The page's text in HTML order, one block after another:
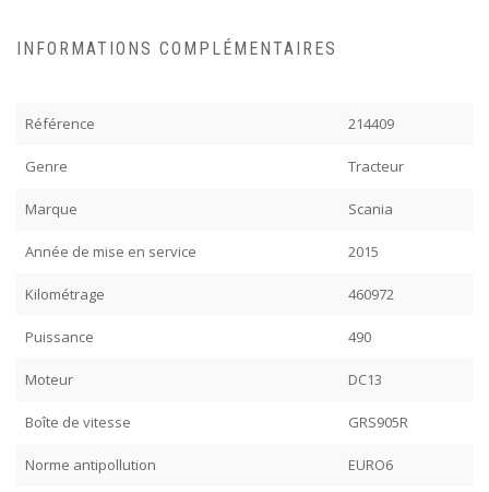
INFORMATIONS COMPLÉMENTAIRES
Référence 214409
Genre Tracteur
Marque Scania
Année de mise en service 2015
Kilométrage 460972
Puissance 490
Moteur DC13
Boîte de vitesse GRS905R
Norme antipollution EURO6